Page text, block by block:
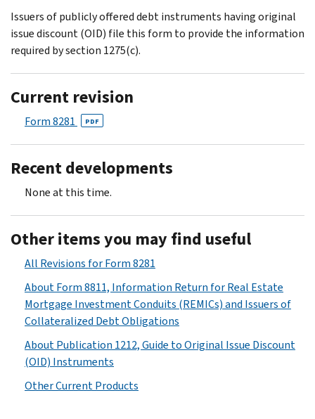
Issuers of publicly offered debt instruments having original
issue discount (OID) file this form to provide the information
required by section 1275(c).
Current revision
Form 8281 PDF
Recent developments
None at this time.
Other items you may find useful
All Revisions for Form 8281
About Form 8811, Information Return for Real Estate
Mortgage Investment Conduits (REMICs) and Issuers of
Collateralized Debt Obligations
About Publication 1212, Guide to Original Issue Discount
(OID) Instruments
Other Current Products